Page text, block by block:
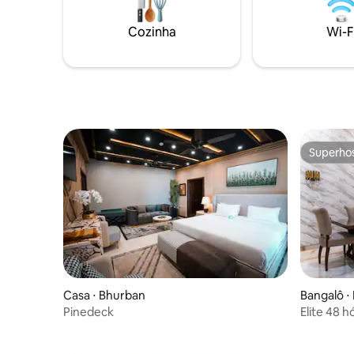
banheiros anexos e chuveiros Terraço
Acesso do hóspede Todas as partes Casa
segura e privada Casa de esquina
sereno.
oferecer.
Cozinha Wi-
Casa ⋅ Bhurban
Pinedeck
Bangalô
Elite 48